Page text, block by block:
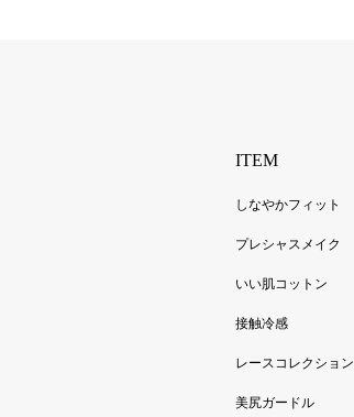
ITEM
しなやかフィット
プレシャスメイク
いい肌コットン
接触冷感
レースコレクション
美尻ガードル